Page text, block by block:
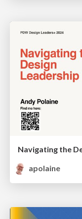
apolaine